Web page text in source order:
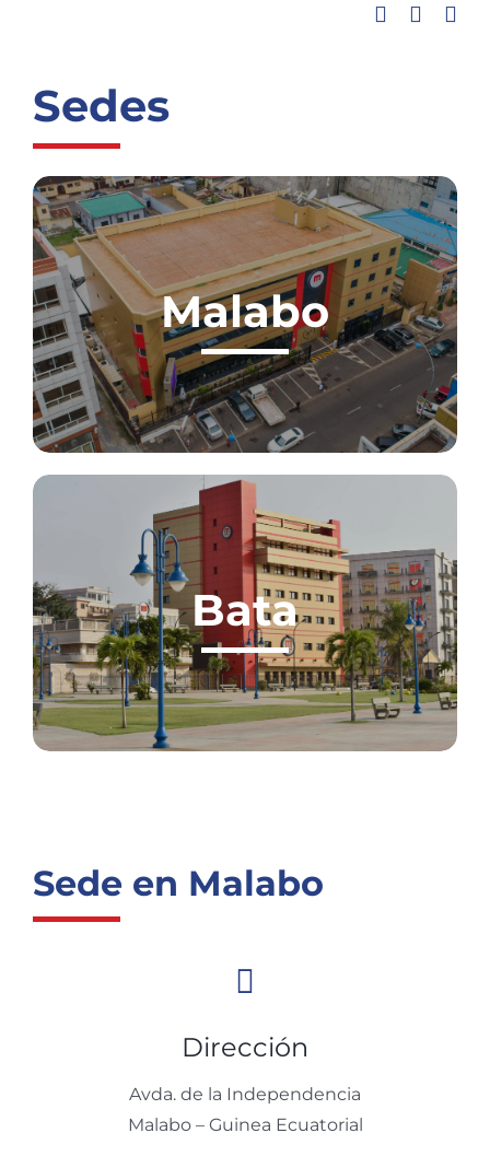
Sedes
Malabo
Bata
Sede en Malabo
Dirección
Avda. de la Independencia
Malabo – Guinea Ecuatorial